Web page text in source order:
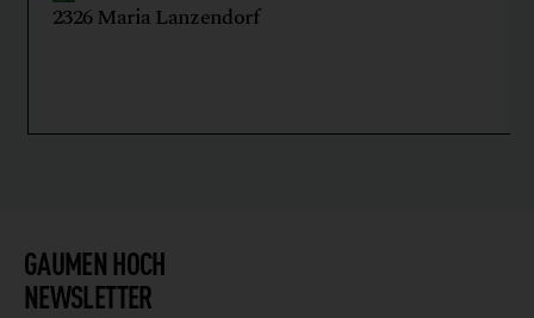
2326 Maria Lanzendorf
GAUMEN HOCH
NEWSLETTER